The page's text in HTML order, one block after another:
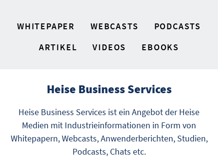
WHITEPAPER WEBCASTS
PODCASTS
ARTIKEL
VIDEOS EBOOKS
Heise Business Services
Heise Business Services ist ein Angebot der Heise
Medien mit Industrieinformationen in Form von
Whitepapern, Webcasts, Anwenderberichten, Studien,
Podcasts, Chats etc.